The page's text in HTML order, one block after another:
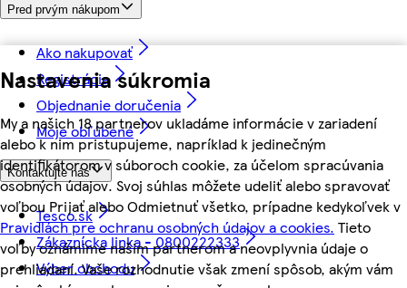
Nastavenia súkromia
My a našich 18 partnerov ukladáme informácie v zariadení
alebo k nim pristupujeme, napríklad k jedinečným
identifikátorom v súboroch cookie, za účelom spracúvania
osobných údajov. Svoj súhlas môžete udeliť alebo spravovať
voľbou Prijať alebo Odmietnuť všetko, prípadne kedykoľvek v
Pravidlách pre ochranu osobných údajov a cookies. Tieto
voľby oznámime našim partnerom a neovplyvnia údaje o
prehliadaní. Vaše rozhodnutie však zmení spôsob, akým vám
Pred prvým nákupom
Ako nakupovať
Registrácia
Objednanie doručenia
Moje obľúbené
Kontaktujte nás
Tesco.sk
Zákaznícka linka - 0800222333
Výber obchodu